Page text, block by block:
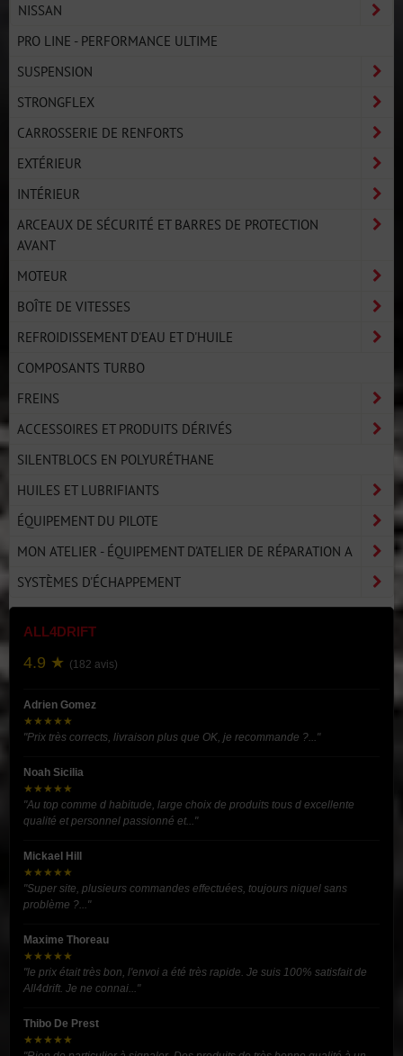
NISSAN
PRO LINE - PERFORMANCE ULTIME
SUSPENSION
STRONGFLEX
CARROSSERIE DE RENFORTS
EXTÉRIEUR
INTÉRIEUR
ARCEAUX DE SÉCURITÉ ET BARRES DE PROTECTION
AVANT
MOTEUR
BOÎTE DE VITESSES
REFROIDISSEMENT D'EAU ET D'HUILE
COMPOSANTS TURBO
FREINS
ACCESSOIRES ET PRODUITS DÉRIVÉS
SILENTBLOCS EN POLYURÉTHANE
HUILES ET LUBRIFIANTS
ÉQUIPEMENT DU PILOTE
MON ATELIER - ÉQUIPEMENT D'ATELIER DE RÉPARATION A
SYSTÈMES D'ÉCHAPPEMENT
ALL4DRIFT
4.9 ★ (182 avis)
Adrien Gomez
★★★★★
"Prix très corrects, livraison plus que OK, je recommande ?..."
Noah Sicilia
★★★★★
"Au top comme d habitude, large choix de produits tous d excellente
qualité et personnel passionné et..."
Mickael Hill
★★★★★
"Super site, plusieurs commandes effectuées, toujours niquel sans
problème ?..."
Maxime Thoreau
★★★★★
"le prix était très bon, l'envoi a été très rapide. Je suis 100% satisfait de
All4drift. Je ne connai..."
Thibo De Prest
★★★★★